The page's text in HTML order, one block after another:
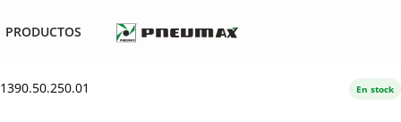
PRODUCTOS
1390.50.250.01 En stock